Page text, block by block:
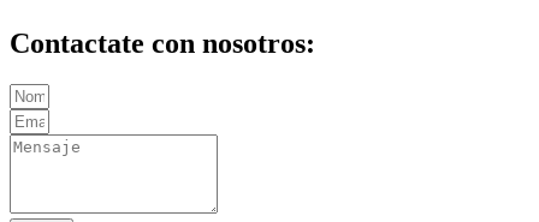
Contactate con nosotros: